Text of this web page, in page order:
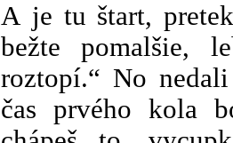
A je tu štart,
bežte pomalšie,
roztopí.“ No
čas prvého kola